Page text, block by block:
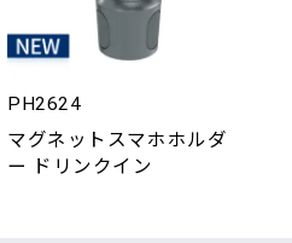
PH2624
マグネットスマホホルダ
ー ドリンクイン